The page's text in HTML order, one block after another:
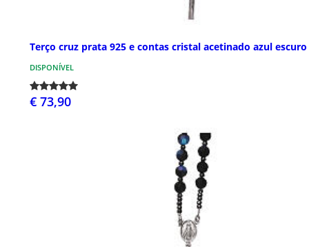
Terço cruz prata 925 e contas cristal acetinado azul escuro
DISPONÍVEL
€ 73,90